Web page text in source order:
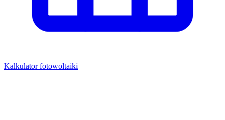
Kalkulator fotowoltaiki